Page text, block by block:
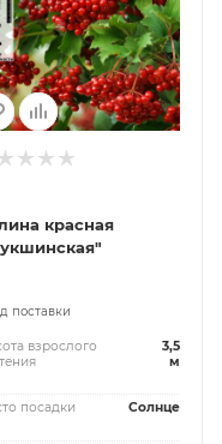
красная
поставки
взрослого
3,5
м
посадки Солнце